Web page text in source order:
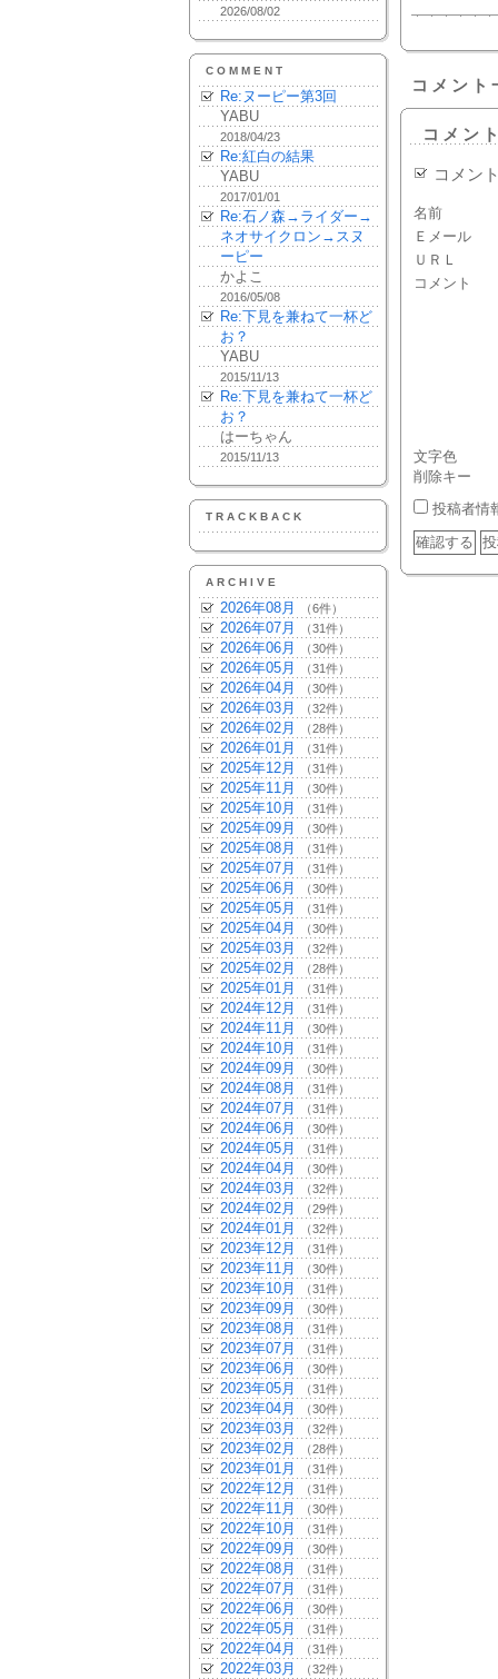
2026/08/02
COMMENT
Re:ヌーピー第3回
YABU
2018/04/23
Re:紅白の結果
YABU
2017/01/01
Re:石ノ森→ライダー→
ネオサイクロン→スヌ
ーピー
かよこ
2016/05/08
Re:下見を兼ねて一杯ど
お？
YABU
2015/11/13
Re:下見を兼ねて一杯ど
お？
はーちゃん
2015/11/13
TRACKBACK
ARCHIVE
2026年08月 （6件）
2026年07月 （31件）
2026年06月 （30件）
2026年05月 （31件）
2026年04月 （30件）
2026年03月 （32件）
2026年02月 （28件）
2026年01月 （31件）
2025年12月 （31件）
2025年11月 （30件）
2025年10月 （31件）
2025年09月 （30件）
2025年08月 （31件）
2025年07月 （31件）
2025年06月 （30件）
2025年05月 （31件）
2025年04月 （30件）
2025年03月 （32件）
2025年02月 （28件）
2025年01月 （31件）
2024年12月 （31件）
2024年11月 （30件）
2024年10月 （31件）
2024年09月 （30件）
2024年08月 （31件）
2024年07月 （31件）
2024年06月 （30件）
2024年05月 （31件）
2024年04月 （30件）
2024年03月 （32件）
2024年02月 （29件）
2024年01月 （32件）
2023年12月 （31件）
2023年11月 （30件）
2023年10月 （31件）
2023年09月 （30件）
2023年08月 （31件）
2023年07月 （31件）
2023年06月 （30件）
2023年05月 （31件）
2023年04月 （30件）
2023年03月 （32件）
2023年02月 （28件）
2023年01月 （31件）
2022年12月 （31件）
2022年11月 （30件）
2022年10月 （31件）
2022年09月 （30件）
2022年08月 （31件）
2022年07月 （31件）
2022年06月 （30件）
2022年05月 （31件）
2022年04月 （31件）
2022年03月 （32件）
コメント
コメン
コメン
名前
Ｅメール
ＵＲＬ
コメント
文字色
削除キー
投稿者情